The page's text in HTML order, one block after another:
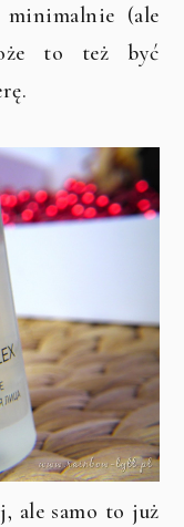
minimalnie (ale
to też być
ale samo to już